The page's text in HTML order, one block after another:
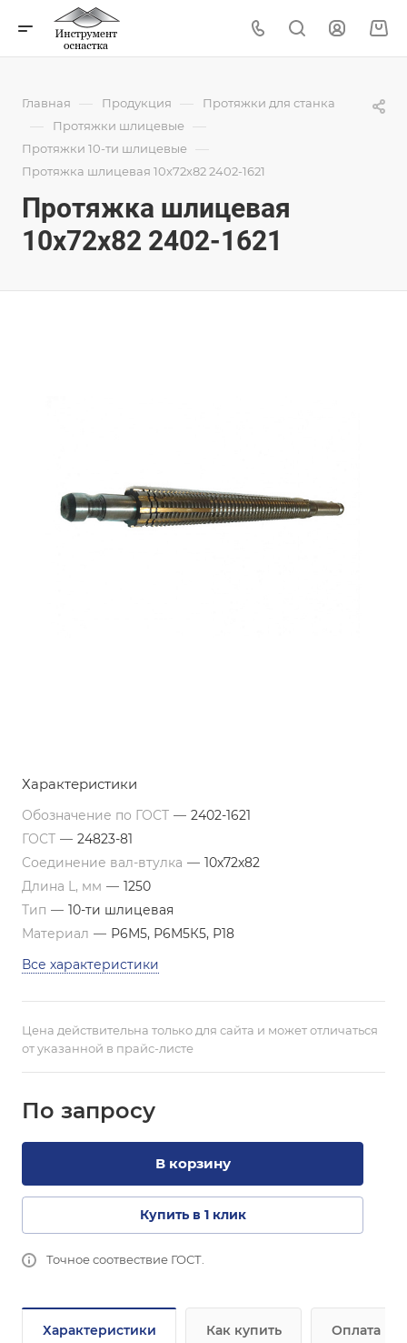
Главная — Продукция — Протяжки для станка
— Протяжки шлицевые —
Протяжки 10-ти шлицевые —
Протяжка шлицевая 10x72x82 2402-1621
Протяжка шлицевая
10x72x82 2402-1621
Характеристики
Обозначение по ГОСТ — 2402-1621
ГОСТ — 24823-81
Соединение вал-втулка — 10х72х82
Длина L, мм — 1250
Тип — 10-ти шлицевая
Материал — Р6М5, Р6М5К5, Р18
Все характеристики
Цена действительна только для сайта и может отличаться
от указанной в прайс-листе
По запросу
В корзину
Купить в 1 клик
Точное соотвествие ГОСТ.
Характеристики Как купить Оплата